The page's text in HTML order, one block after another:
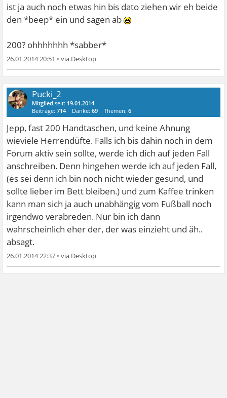
ist ja auch noch etwas hin bis dato ziehen wir eh beide
den *beep* ein und sagen ab
200? ohhhhhhh *sabber*
26.01.2014 20:51 •
Pucki_2
Mitglied seit: 19.01.2014
Beiträge:714 Danke:69 Themen:6
Jepp, fast 200 Handtaschen, und keine Ahnung
wieviele Herrendüfte. Falls ich bis dahin noch in dem
Forum aktiv sein sollte, werde ich dich auf jeden Fall
anschreiben. Denn hingehen werde ich auf jeden Fall,
(es sei denn ich bin noch nicht wieder gesund, und
sollte lieber im Bett bleiben.) und zum Kaffee trinken
kann man sich ja auch unabhängig vom Fußball noch
irgendwo verabreden. Nur bin ich dann
wahrscheinlich eher der, der was einzieht und äh..
absagt.
26.01.2014 22:37 •